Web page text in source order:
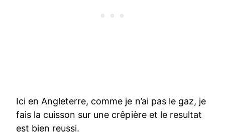
Ici en Angleterre, comme je n’ai pas le gaz, je
fais la cuisson sur une crêpière et le resultat
est bien reussi.